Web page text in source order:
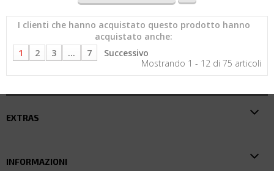
I clienti che hanno acquistato questo prodotto hanno
acquistato anche:
1
2 3 ... 7
Successivo
Mostrando 1 - 12 di 75 articoli
EXTRAS
INFORMAZIONI